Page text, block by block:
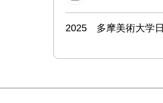
2025　多摩美術大学